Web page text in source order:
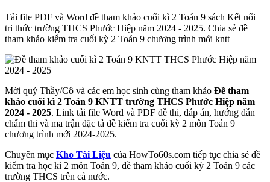
Tải file PDF và Word đề tham khảo cuối kì 2 Toán 9 sách Kết nối
tri thức trường THCS Phước Hiệp năm 2024 - 2025. Chia sẻ đề
tham khảo kiểm tra cuối kỳ 2 Toán 9 chương trình mới kntt
Mời quý Thầy/Cô và các em học sinh cùng tham khảo Đề tham
khảo cuối kì 2 Toán 9 KNTT trường THCS Phước Hiệp năm
2024 - 2025. Link tải file Word và PDF đề thi, đáp án, hướng dẫn
chấm thi và ma trận đặc tả đề kiểm tra cuối kỳ 2 môn Toán 9
chương trình mới 2024-2025.
Chuyên mục Kho Tài Liệu của HowTo60s.com tiếp tục chia sẻ đề
kiểm tra học kì 2 môn Toán 9, đề tham khảo cuối kỳ 2 Toán 9 các
trường THCS trên cả nước.